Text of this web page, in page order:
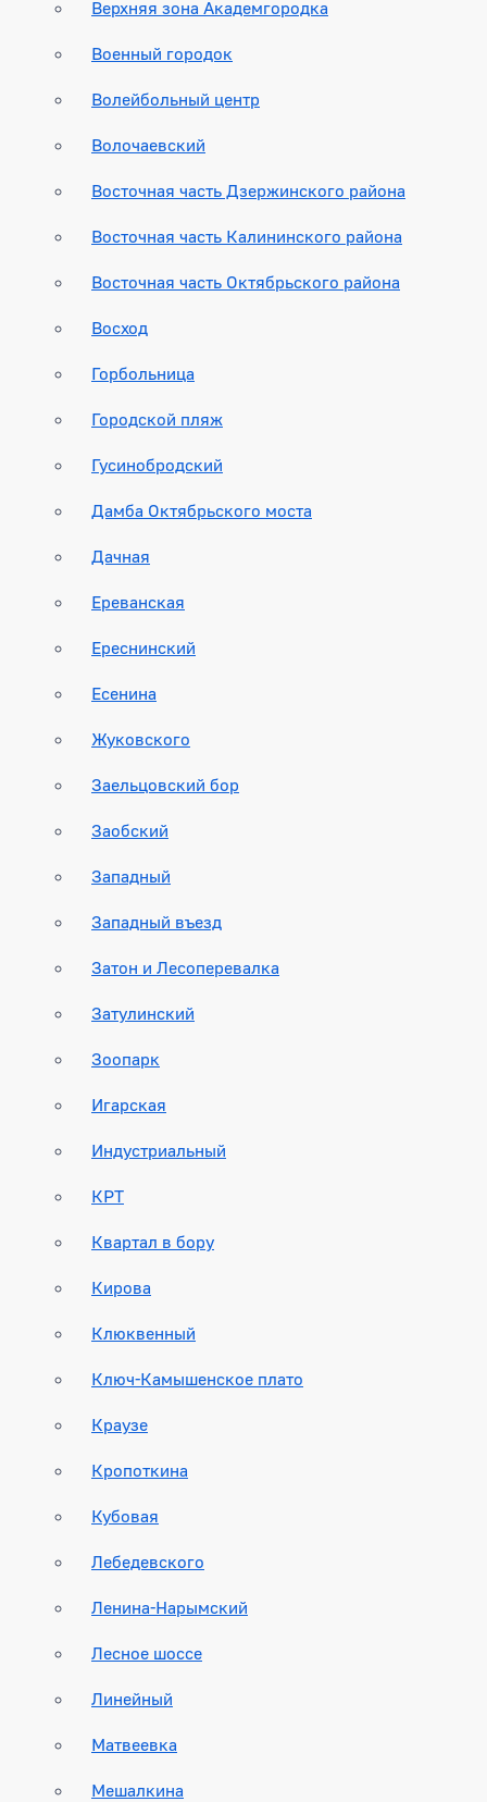
Верхняя зона Академгородка
Военный городок
Волейбольный центр
Волочаевский
Восточная часть Дзержинского района
Восточная часть Калининского района
Восточная часть Октябрьского района
Восход
Горбольница
Городской пляж
Гусинобродский
Дамба Октябрьского моста
Дачная
Ереванская
Ереснинский
Есенина
Жуковского
Заельцовский бор
Заобский
Западный
Западный въезд
Затон и Лесоперевалка
Затулинский
Зоопарк
Игарская
Индустриальный
КРТ
Квартал в бору
Кирова
Клюквенный
Ключ-Камышенское плато
Краузе
Кропоткина
Кубовая
Лебедевского
Ленина-Нарымский
Лесное шоссе
Линейный
Матвеевка
Мешалкина